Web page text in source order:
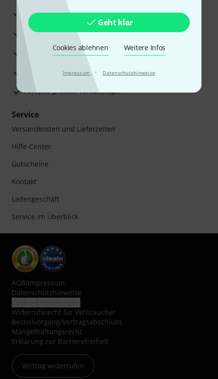
Geht klar
Cookies ablehnen Weitere Infos
Impressum · Datenschutzhinweise
30 Tage Money-Back-Garantie
Reparaturservice
Beratung durch Fachexperten
Zufriedenheitsgarantie
Europas größtes Versandlager
Service
Versandkosten und Lieferzeiten
Hilfe-Center
Gutscheine
Kontakt
Ladengeschäft
Service im Überblick
AGB/Impressum
Datenschutzhinweise
Widerrufsrecht für Verbraucher
Bestellvorgang/Vertragsabschluss
Mängelhaftungsrecht
Erklärung zur Barrierefreiheit
Vertrag widerrufen